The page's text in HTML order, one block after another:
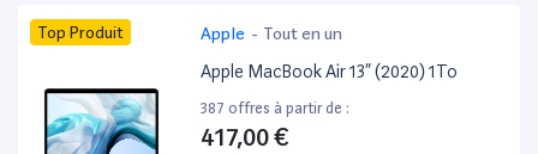
Top Produit Apple - Tout en un
Apple MacBook Air 13” (2020) 1To
387 offres à partir de :
417,00 €